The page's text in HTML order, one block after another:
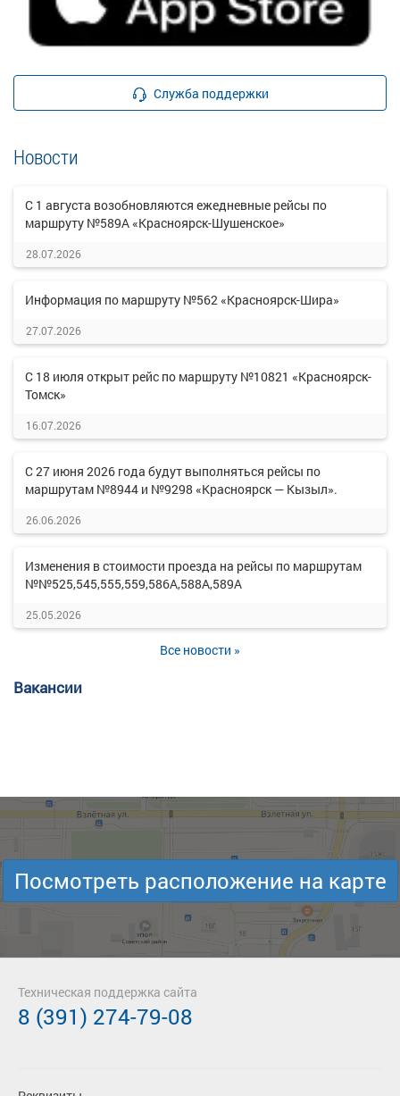
Служба поддержки
Новости
С 1 августа возобновляются ежедневные рейсы по
маршруту №589А «Красноярск-Шушенское»
28.07.2026
Информация по маршруту №562 «Красноярск-Шира»
27.07.2026
С 18 июля открыт рейс по маршруту №10821 «Красноярск-
Томск»
16.07.2026
С 27 июня 2026 года будут выполняться рейсы по
маршрутам №8944 и №9298 «Красноярск — Кызыл».
26.06.2026
Изменения в стоимости проезда на рейсы по маршрутам
№№525,545,555,559,586А,588А,589А
25.05.2026
Все новости »
Вакансии
Посмотреть расположение на карте
Техническая поддержка сайта
8 (391) 274-79-08